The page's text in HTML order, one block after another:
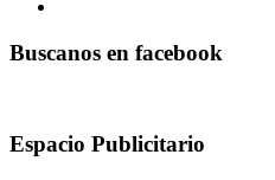
Buscanos en facebook
Espacio Publicitario